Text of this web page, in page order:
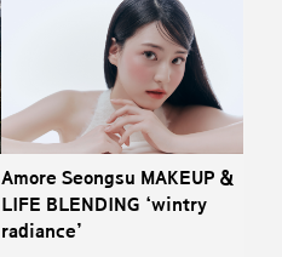
Amore Seongsu MAKEUP &
LIFE BLENDING ‘wintry
radiance’